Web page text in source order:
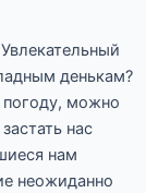
денькам?
погоду, можно
нас
нам
неожиданно